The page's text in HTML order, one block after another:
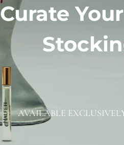
Curate
AVAILABLE